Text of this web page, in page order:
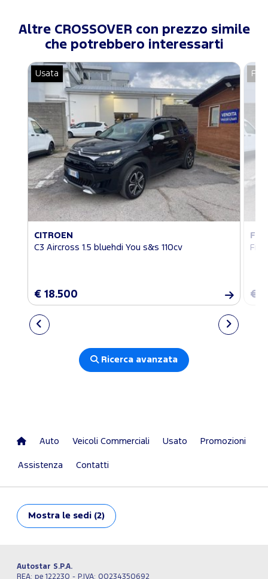
Altre CROSSOVER con prezzo simile
che potrebbero interessarti
Usata
CITROEN
C3 Aircross 1.5 bluehdi You s&s 110cv
€ 18.500 €
Ricerca avanzata
Auto Veicoli Commerciali Usato Promozioni
Assistenza Contatti
Mostra le sedi (2)
Autostar S.P.A.
REA: pe 122230 - P.IVA: 00234350692